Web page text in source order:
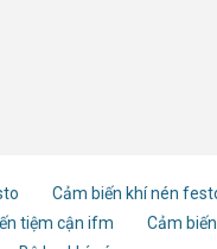
Cảm biến khí nén
tiệm cận ifm Cảm